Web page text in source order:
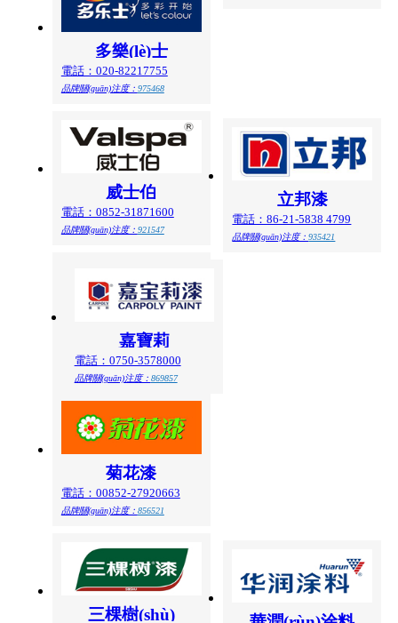
多樂(lè)士
電話：020-82217755
品牌關(guān)注度： 975468
立邦漆
電話：86-21-5838 4799
品牌關(guān)注度：935421
威士伯
電話：0852-31871600
品牌關(guān)注度： 921547
嘉寶莉
電話：0750-3578000
品牌關(guān)注度： 869857
菊花漆
電話：00852-27920663
品牌關(guān)注度： 856521
三棵樹(shù)